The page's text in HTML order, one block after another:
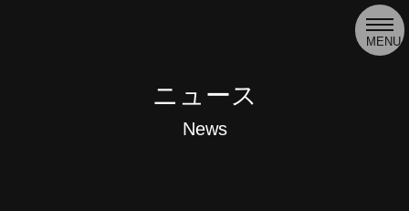
MENU
ニュース
News